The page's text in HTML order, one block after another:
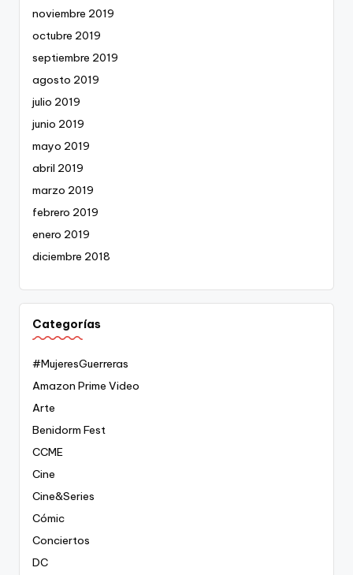
noviembre 2019
octubre 2019
septiembre 2019
agosto 2019
julio 2019
junio 2019
mayo 2019
abril 2019
marzo 2019
febrero 2019
enero 2019
diciembre 2018
Categorías
#MujeresGuerreras
Amazon Prime Video
Arte
Benidorm Fest
CCME
Cine
Cine&Series
Cómic
Conciertos
DC